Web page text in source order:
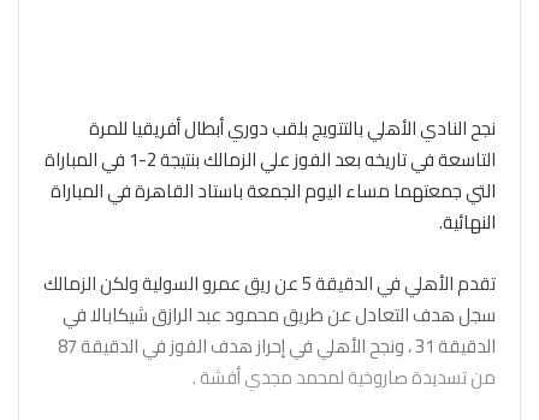
نجح النادي الأهلي بالتتويج بلقب دوري أبطال أفريقيا للمرة
التاسعة في تاريخه بعد الفوز علي الزمالك بنتيجة 2-1 في المباراة
التي جمعتهما مساء اليوم الجمعة باستاد القاهرة في المباراة
النهائية.
تقدم الأهلي في الدقيقة 5 عن ريق عمرو السولية ولكن الزمالك
سجل هدف التعادل عن طريق محمود عبد الرازق شيكابالا في
الدقيقة 31 ، ونجح الأهلي في إحراز هدف الفوز في الدقيقة 87
من تسديدة صاروخية لمحمد مجدي أفشة .